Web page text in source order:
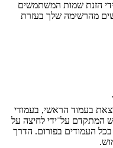
הזנת שמות המשתמשים
מהרשימה שלך בעזרת
בעמוד הראשי, בעמודי
המתקדם על־ידי לחיצה על
העמודים בפורום. הדרך